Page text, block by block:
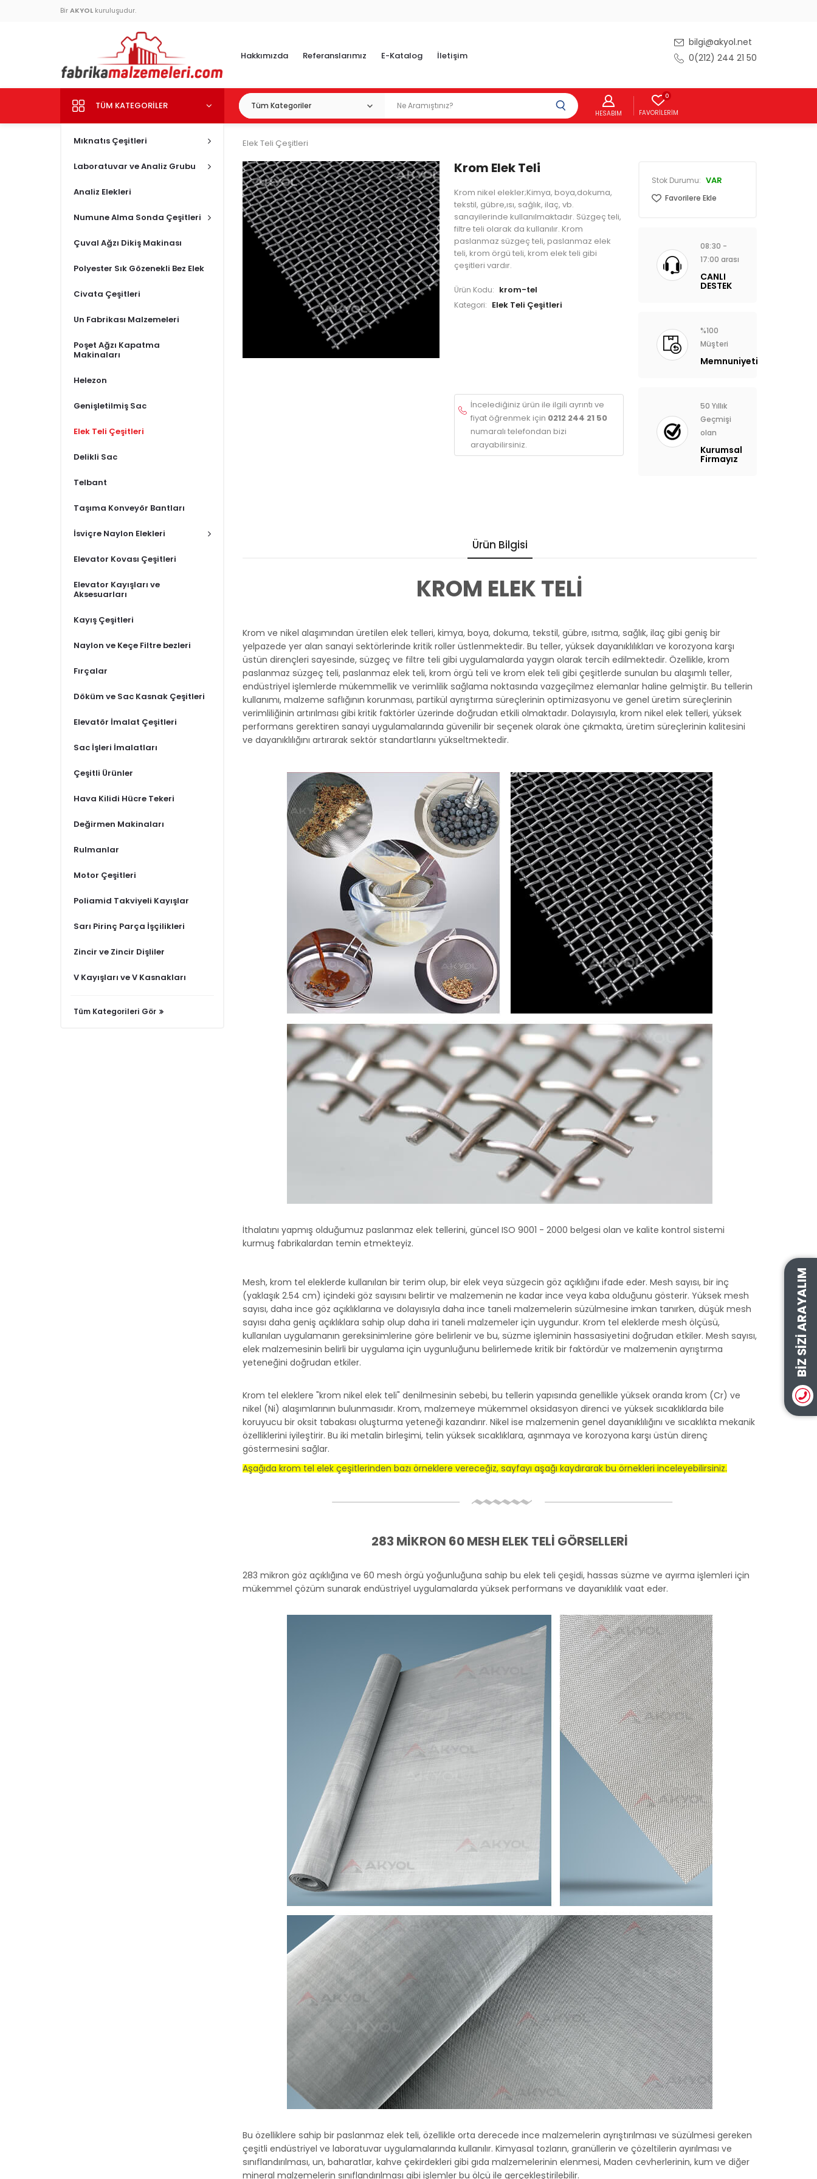
Bir AKYOL kuruluşudur.
bilgi@akyol.net
0(212) 244 21 50
Hakkımızda Referanslarımız E-Katalog İletişim
TÜM KATEGORILER
Mıknatıs Çeşitleri
Laboratuvar ve Analiz Grubu
Analiz Elekleri
Numune Alma Sonda Çeşitleri
Çuval Ağzı Dikiş Makinası
Polyester Sık Gözenekli Bez Elek
Civata Çeşitleri
Un Fabrikası Malzemeleri
Poşet Ağzı Kapatma
Makinaları
Helezon
Genişletilmiş Sac
Elek Teli Çeşitleri
Delikli Sac
Telbant
Taşıma Konveyör Bantları
İsviçre Naylon Elekleri
Elevator Kovası Çeşitleri
Elevator Kayışları ve
Aksesuarları
Kayış Çeşitleri
Naylon ve Keçe Filtre bezleri
Fırçalar
Döküm ve Sac Kasnak Çeşitleri
Elevatör İmalat Çeşitleri
Sac İşleri İmalatları
Çeşitli Ürünler
Hava Kilidi Hücre Tekeri
Değirmen Makinaları
Rulmanlar
Motor Çeşitleri
Poliamid Takviyeli Kayışlar
Sarı Pirinç Parça İşçilikleri
Zincir ve Zincir Dişliler
V Kayışları ve V Kasnakları
Tüm Kategorileri Gör
HESABIM
0
FAVORILERIM
Elek Teli Çeşitleri
Krom Elek Teli
Krom nikel elekler;Kimya, boya,dokuma,
tekstil, gübre,ısı, sağlık, ilaç, vb.
sanayilerinde kullanılmaktadır. Süzgeç teli,
filtre teli olarak da kullanılır. Krom
paslanmaz süzgeç teli, paslanmaz elek
teli, krom örgü teli, krom elek teli gibi
çeşitleri vardır.
Ürün Kodu: krom-tel
Kategori: Elek Teli Çeşitleri
İncelediğiniz ürün ile ilgili ayrıntı ve
fiyat öğrenmek için 0212 244 21 50
numaralı telefondan bizi
arayabilirsiniz.
Stok Durumu: VAR
Favorilere Ekle
08:30 -
17:00 arası
CANLI
DESTEK
%100
Müşteri
Memnuniyeti
50 Yıllık
Geçmişi
olan
Kurumsal
Firmayız
Ürün Bilgisi
KROM ELEK TELİ
Krom ve nikel alaşımından üretilen elek telleri, kimya, boya, dokuma, tekstil, gübre, ısıtma, sağlık, ilaç gibi geniş bir
yelpazede yer alan sanayi sektörlerinde kritik roller üstlenmektedir. Bu teller, yüksek dayanıklılıkları ve korozyona karşı
üstün dirençleri sayesinde, süzgeç ve filtre teli gibi uygulamalarda yaygın olarak tercih edilmektedir. Özellikle, krom
paslanmaz süzgeç teli, paslanmaz elek teli, krom örgü teli ve krom elek teli gibi çeşitlerde sunulan bu alaşımlı teller,
endüstriyel işlemlerde mükemmellik ve verimlilik sağlama noktasında vazgeçilmez elemanlar haline gelmiştir. Bu tellerin
kullanımı, malzeme saflığının korunması, partikül ayrıştırma süreçlerinin optimizasyonu ve genel üretim süreçlerinin
verimliliğinin artırılması gibi kritik faktörler üzerinde doğrudan etkili olmaktadır. Dolayısıyla, krom nikel elek telleri, yüksek
performans gerektiren sanayi uygulamalarında güvenilir bir seçenek olarak öne çıkmakta, üretim süreçlerinin kalitesini
ve dayanıklılığını artırarak sektör standartlarını yükseltmektedir.
İthalatını yapmış olduğumuz paslanmaz elek tellerini, güncel ISO 9001 - 2000 belgesi olan ve kalite kontrol sistemi
kurmuş fabrikalardan temin etmekteyiz.
Mesh, krom tel eleklerde kullanılan bir terim olup, bir elek veya süzgecin göz açıklığını ifade eder. Mesh sayısı, bir inç
(yaklaşık 2.54 cm) içindeki göz sayısını belirtir ve malzemenin ne kadar ince veya kaba olduğunu gösterir. Yüksek mesh
sayısı, daha ince göz açıklıklarına ve dolayısıyla daha ince taneli malzemelerin süzülmesine imkan tanırken, düşük mesh
sayısı daha geniş açıklıklara sahip olup daha iri taneli malzemeler için uygundur. Krom tel eleklerde mesh ölçüsü,
kullanılan uygulamanın gereksinimlerine göre belirlenir ve bu, süzme işleminin hassasiyetini doğrudan etkiler. Mesh sayısı,
elek malzemesinin belirli bir uygulama için uygunluğunu belirlemede kritik bir faktördür ve malzemenin ayrıştırma
yeteneğini doğrudan etkiler.
Krom tel eleklere "krom nikel elek teli" denilmesinin sebebi, bu tellerin yapısında genellikle yüksek oranda krom (Cr) ve
nikel (Ni) alaşımlarının bulunmasıdır. Krom, malzemeye mükemmel oksidasyon direnci ve yüksek sıcaklıklarda bile
koruyucu bir oksit tabakası oluşturma yeteneği kazandırır. Nikel ise malzemenin genel dayanıklılığını ve sıcaklıkta mekanik
özelliklerini iyileştirir. Bu iki metalin birleşimi, telin yüksek sıcaklıklara, aşınmaya ve korozyona karşı üstün direnç
göstermesini sağlar.
Aşağıda krom tel elek çeşitlerinden bazı örneklere vereceğiz, sayfayı aşağı kaydırarak bu örnekleri inceleyebilirsiniz.
283 MİKRON 60 MESH ELEK TELİ GÖRSELLERİ
283 mikron göz açıklığına ve 60 mesh örgü yoğunluğuna sahip bu elek teli çeşidi, hassas süzme ve ayırma işlemleri için
mükemmel çözüm sunarak endüstriyel uygulamalarda yüksek performans ve dayanıklılık vaat eder.
Bu özelliklere sahip bir paslanmaz elek teli, özellikle orta derecede ince malzemelerin ayrıştırılması ve süzülmesi gereken
çeşitli endüstriyel ve laboratuvar uygulamalarında kullanılır. Kimyasal tozların, granüllerin ve çözeltilerin ayırılması ve
sınıflandırılması, un, baharatlar, kahve çekirdekleri gibi gıda malzemelerinin elenmesi, Maden cevherlerinin, kum ve diğer
mineral malzemelerin sınıflandırılması gibi işlemler bu ölçü ile gerçekleştirilebilir.
BIZ SIZI ARAYALIM